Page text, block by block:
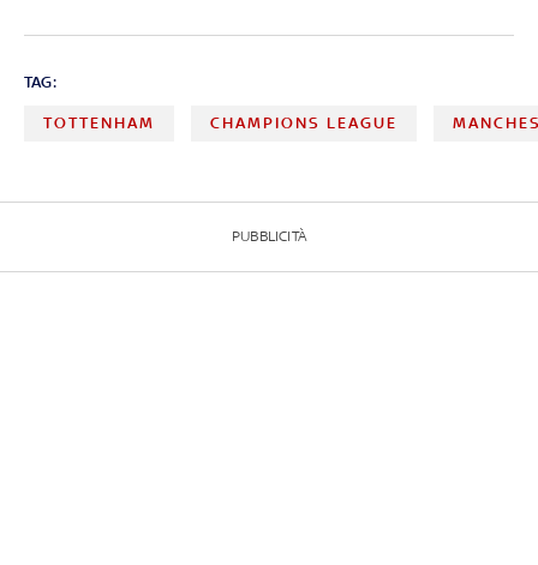
TAG:
TOTTENHAM CHAMPIONS LEAGUE
PUBBLICITÀ